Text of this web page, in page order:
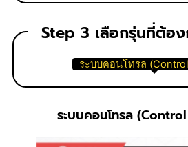
Step 3 เลือกรุ่นที่ต้อง
ระบบคอนโทรล
ระบบคอนโทรล